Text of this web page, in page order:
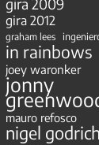
gira 2009
gira 2012
graham lees
in rainbows
joey waronker
jonny
mauro refosco
nigel godrich